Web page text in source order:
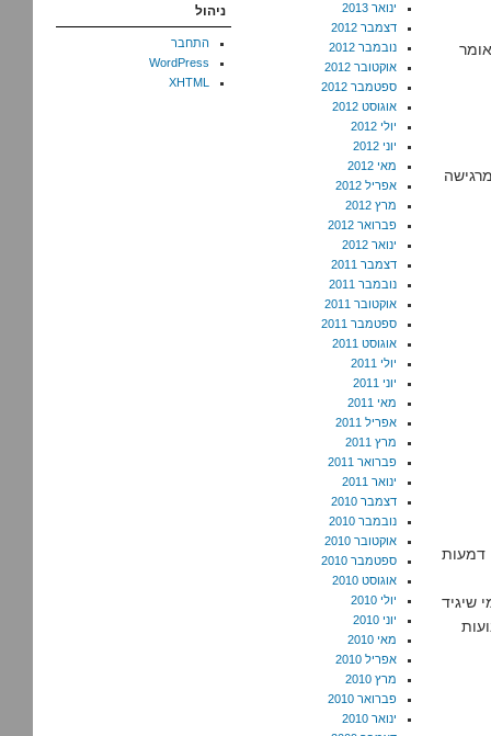
דמעות
שיגיד
ינואר 2013
דצמבר 2012
נובמבר 2012
אוקטובר 2012
ספטמבר 2012
אוגוסט 2012
יולי 2012
יוני 2012
מאי 2012
אפריל 2012
מרץ 2012
פברואר 2012
ינואר 2012
דצמבר 2011
נובמבר 2011
אוקטובר 2011
ספטמבר 2011
אוגוסט 2011
יולי 2011
יוני 2011
מאי 2011
אפריל 2011
מרץ 2011
פברואר 2011
ינואר 2011
דצמבר 2010
נובמבר 2010
אוקטובר 2010
ספטמבר 2010
אוגוסט 2010
יולי 2010
יוני 2010
מאי 2010
אפריל 2010
מרץ 2010
פברואר 2010
ינואר 2010
ניהול
התחבר
WordPress
XHTML